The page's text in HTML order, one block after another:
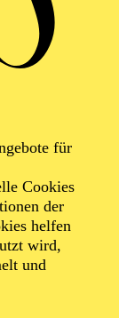
für
Cookies
der
helfen
wird,
und
-
Benjamin